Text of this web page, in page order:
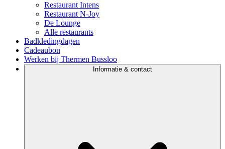
Restaurant Intens
Restaurant N-Joy
De Lounge
Alle restaurants
Badkledingdagen
Cadeaubon
Werken bij Thermen Bussloo
Informatie & contact